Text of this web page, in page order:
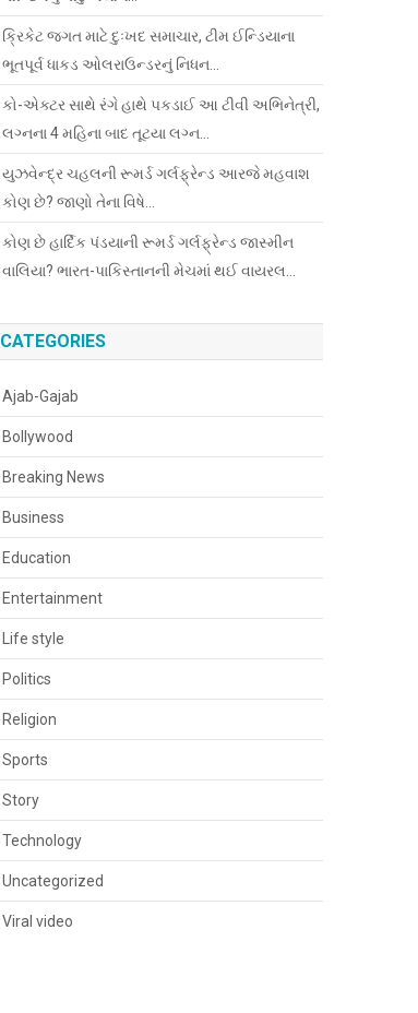
ક્રિકેટ જગત માટે દુઃખદ સમાચાર, ટીમ ઈન્ડિયાના
ભૂતપૂર્વ ધાકડ ઓલરાઉન્ડરનું નિધન…
કો-એક્ટર સાથે રંગે હાથે પકડાઈ આ ટીવી અભિનેત્રી,
લગ્નના 4 મહિના બાદ તૂટયા લગ્ન…
યુઝવેન્દ્ર ચહલની રૂમર્ડ ગર્લફ્રેન્ડ આરજે મહવાશ
કોણ છે? જાણો તેના વિષે…
કોણ છે હાર્દિક પંડયાની રૂમર્ડ ગર્લફ્રેન્ડ જાસ્મીન
વાલિયા? ભારત-પાકિસ્તાનની મેચમાં થઈ વાયરલ…
CATEGORIES
Ajab-Gajab
Bollywood
Breaking News
Business
Education
Entertainment
Life style
Politics
Religion
Sports
Story
Technology
Uncategorized
Viral video